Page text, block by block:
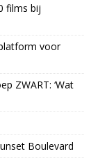
films bij
voor
ZWART: ‘Wat
Boulevard